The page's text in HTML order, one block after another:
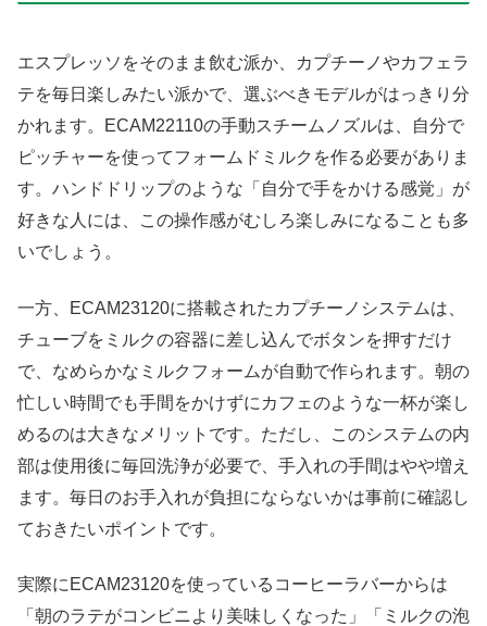
エスプレッソをそのまま飲む派か、カプチーノやカフェラ
テを毎日楽しみたい派かで、選ぶべきモデルがはっきり分
かれます。ECAM22110の手動スチームノズルは、自分で
ピッチャーを使ってフォームドミルクを作る必要がありま
す。ハンドドリップのような「自分で手をかける感覚」が
好きな人には、この操作感がむしろ楽しみになることも多
いでしょう。
一方、ECAM23120に搭載されたカプチーノシステムは、
チューブをミルクの容器に差し込んでボタンを押すだけ
で、なめらかなミルクフォームが自動で作られます。朝の
忙しい時間でも手間をかけずにカフェのような一杯が楽し
めるのは大きなメリットです。ただし、このシステムの内
部は使用後に毎回洗浄が必要で、手入れの手間はやや増え
ます。毎日のお手入れが負担にならないかは事前に確認し
ておきたいポイントです。
実際にECAM23120を使っているコーヒーラバーからは
「朝のラテがコンビニより美味しくなった」「ミルクの泡